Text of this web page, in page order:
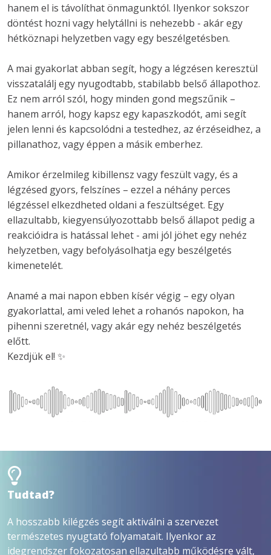
hanem el is távolíthat önmagunktól. Ilyenkor sokszor
döntést hozni vagy helytállni is nehezebb - akár egy
hétköznapi helyzetben vagy egy beszélgetésben.
A mai gyakorlat abban segít, hogy a légzésen keresztül
visszatalálj egy nyugodtabb, stabilabb belső állapothoz.
Ez nem arról szól, hogy minden gond megszűnik –
hanem arról, hogy kapsz egy kapaszkodót, ami segít
jelen lenni és kapcsolódni a testedhez, az érzéseidhez, a
pillanathoz, vagy éppen a másik emberhez.
Amikor érzelmileg kibillensz vagy feszült vagy, és a
légzésed gyors, felszínes – ezzel a néhány perces
légzéssel elkezdheted oldani a feszültséget. Egy
ellazultabb, kiegyensúlyozottabb belső állapot pedig a
reakcióidra is hatással lehet - ami jól jöhet egy nehéz
helyzetben, vagy befolyásolhatja egy beszélgetés
kimenetelét.
Anamé a mai napon ebben kísér végig – egy olyan
gyakorlattal, ami veled lehet a rohanós napokon, ha
pihenni szeretnél, vagy akár egy nehéz beszélgetés
előtt.
Tudtad?
A hosszabb kilégzés segít aktiválni a szervezet
természetes nyugtató folyamatait. Ilyenkor az
idegrendszer fokozatosan ellazultabb működésre vált,